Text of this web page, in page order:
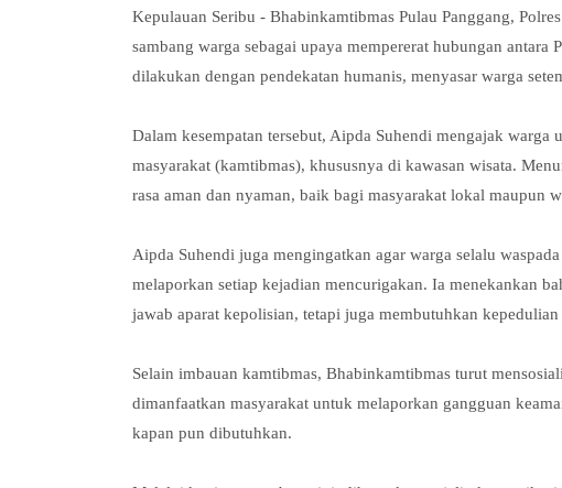
Kepulauan Seribu - Bhabinkamtibmas Pulau Panggang,
sambang warga sebagai upaya mempererat hubungan
dilakukan dengan pendekatan humanis, menyasar warga
Dalam kesempatan tersebut, Aipda Suhendi mengajak warga
masyarakat (kamtibmas), khususnya di kawasan wisata.
rasa aman dan nyaman, baik bagi masyarakat lokal maupun
Aipda Suhendi juga mengingatkan agar warga selalu
melaporkan setiap kejadian mencurigakan. Ia menekankan
jawab aparat kepolisian, tetapi juga membutuhkan
Selain imbauan kamtibmas, Bhabinkamtibmas turut
dimanfaatkan masyarakat untuk melaporkan gangguan
kapan pun dibutuhkan.